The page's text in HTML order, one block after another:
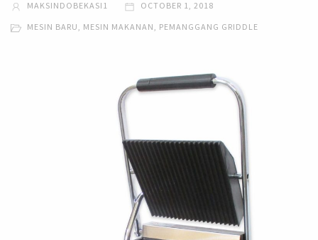
MAKSINDOBEKASI1 OCTOBER 1, 2018
MESIN BARU, MESIN MAKANAN, PEMANGGANG GRIDDLE